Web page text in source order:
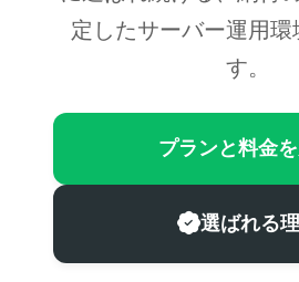
定したサーバー運用環
す。
プランと料金
選ばれる